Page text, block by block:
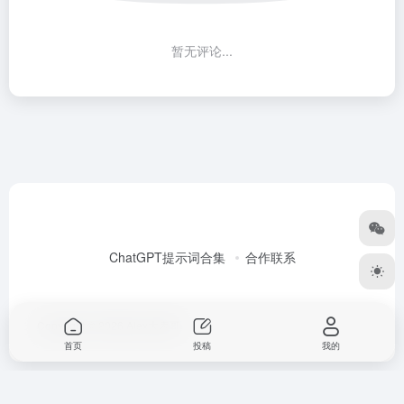
暂无评论...
ChatGPT提示词合集 合作联系
Copyright © 2026
首页 投稿 我的